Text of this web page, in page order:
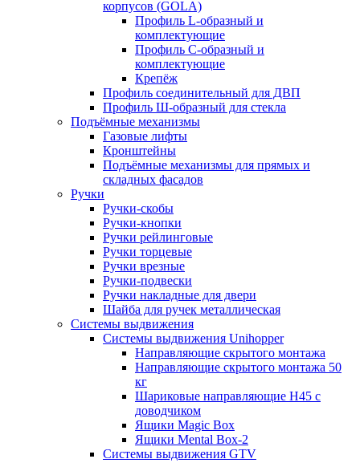
корпусов (GOLA)
Профиль L-образный и
комплектующие
Профиль C-образный и
комплектующие
Крепёж
Профиль соединительный для ДВП
Профиль Ш-образный для стекла
Подъёмные механизмы
Газовые лифты
Кронштейны
Подъёмные механизмы для прямых и
складных фасадов
Ручки
Ручки-скобы
Ручки-кнопки
Ручки рейлинговые
Ручки торцевые
Ручки врезные
Ручки-подвески
Ручки накладные для двери
Шайба для ручек металлическая
Системы выдвижения
Системы выдвижения Unihopper
Направляющие скрытого монтажа
Направляющие скрытого монтажа 50
кг
Шариковые направляющие H45 с
доводчиком
Ящики Magic Box
Ящики Mental Box-2
Системы выдвижения GTV